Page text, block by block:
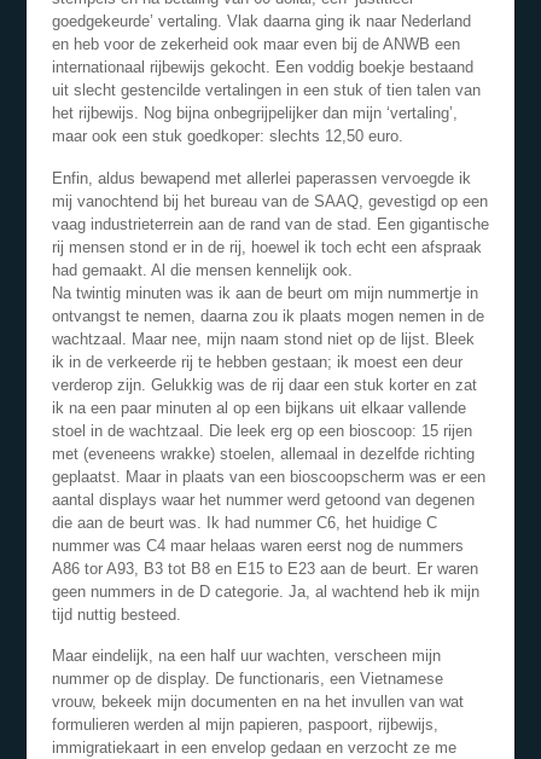
goedgekeurde’ vertaling. Vlak daarna ging ik naar Nederland
en heb voor de zekerheid ook maar even bij de ANWB een
internationaal rijbewijs gekocht. Een voddig boekje bestaand
uit slecht gestencilde vertalingen in een stuk of tien talen van
het rijbewijs. Nog bijna onbegrijpelijker dan mijn ‘vertaling’,
maar ook een stuk goedkoper: slechts 12,50 euro.
Enfin, aldus bewapend met allerlei paperassen vervoegde ik
mij vanochtend bij het bureau van de SAAQ, gevestigd op een
vaag industrieterrein aan de rand van de stad. Een gigantische
rij mensen stond er in de rij, hoewel ik toch echt een afspraak
had gemaakt. Al die mensen kennelijk ook.
Na twintig minuten was ik aan de beurt om mijn nummertje in
ontvangst te nemen, daarna zou ik plaats mogen nemen in de
wachtzaal. Maar nee, mijn naam stond niet op de lijst. Bleek
ik in de verkeerde rij te hebben gestaan; ik moest een deur
verderop zijn. Gelukkig was de rij daar een stuk korter en zat
ik na een paar minuten al op een bijkans uit elkaar vallende
stoel in de wachtzaal. Die leek erg op een bioscoop: 15 rijen
met (eveneens wrakke) stoelen, allemaal in dezelfde richting
geplaatst. Maar in plaats van een bioscoopscherm was er een
aantal displays waar het nummer werd getoond van degenen
die aan de beurt was. Ik had nummer C6, het huidige C
nummer was C4 maar helaas waren eerst nog de nummers
A86 tor A93, B3 tot B8 en E15 to E23 aan de beurt. Er waren
geen nummers in de D categorie. Ja, al wachtend heb ik mijn
tijd nuttig besteed.
Maar eindelijk, na een half uur wachten, verscheen mijn
nummer op de display. De functionaris, een Vietnamese
vrouw, bekeek mijn documenten en na het invullen van wat
formulieren werden al mijn papieren, paspoort, rijbewijs,
immigratiekaart in een envelop gedaan en verzocht ze me